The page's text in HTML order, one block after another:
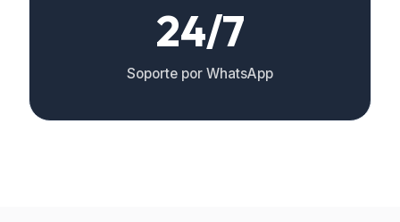
24/7
Soporte por WhatsApp